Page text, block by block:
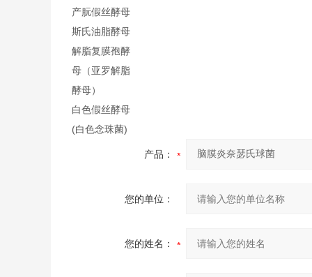
产朊假丝酵母
斯氏油脂酵母
解脂复膜孢酵
母（亚罗解脂
酵母）
白色假丝酵母
(白色念珠菌)
产品：
您的单位：
您的姓名：